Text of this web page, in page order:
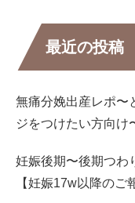
最近の投稿
無痛分娩出産レポ〜
ジをつけたい方向け
妊娠後期〜後期つわ
【妊娠17w以降のご